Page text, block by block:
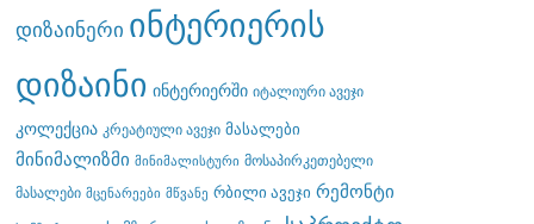
დიზაინერი ინტერიერის
დიზაინი ინტერიერში იტალიური ავეჯი
კოლექცია კრეატიული ავეჯი მასალები
მინიმალიზმი მინიმალისტური მოსაპირკეთებელი
მასალები მცენარეები მწვანე რბილი ავეჯი რემონტი